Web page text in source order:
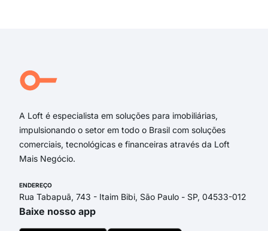
A Loft é especialista em soluções para imobiliárias,
impulsionando o setor em todo o Brasil com soluções
comerciais, tecnológicas e financeiras através da Loft
Mais Negócio.
ENDEREÇO
Rua Tabapuã, 743 - Itaim Bibi, São Paulo - SP, 04533-012
Baixe nosso app